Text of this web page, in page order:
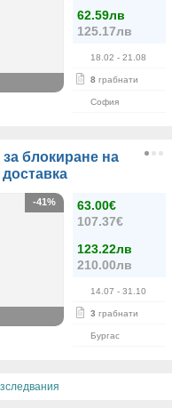
62.59лв
125.17лв
18.02 - 21.08
8 грабнати
София
блокиране на
63.00€
107.37€
123.22лв
210.00лв
14.07 - 31.10
3 грабнати
Бургас
-41%